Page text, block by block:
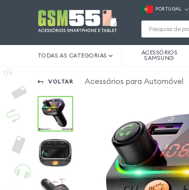
PORTUGAL
TODAS AS CATEGORIAS ACESSÓRIOS
SAMSUNG
VOLTAR Acessórios para Automóvel